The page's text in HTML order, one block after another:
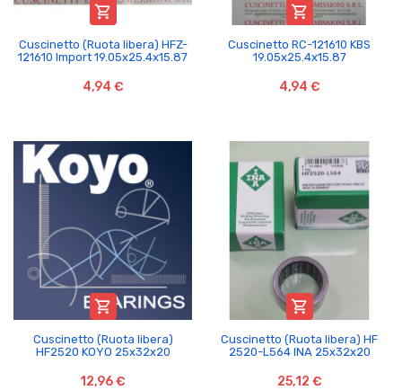

Cuscinetto (Ruota libera) HFZ-
121610 Import 19.05x25.4x15.87
4,94 €

Cuscinetto RC-121610 KBS
19.05x25.4x15.87
4,94 €

Cuscinetto (Ruota libera)
HF2520 KOYO 25x32x20
12,96 €

Cuscinetto (Ruota libera) HF
2520-L564 INA 25x32x20
25,12 €